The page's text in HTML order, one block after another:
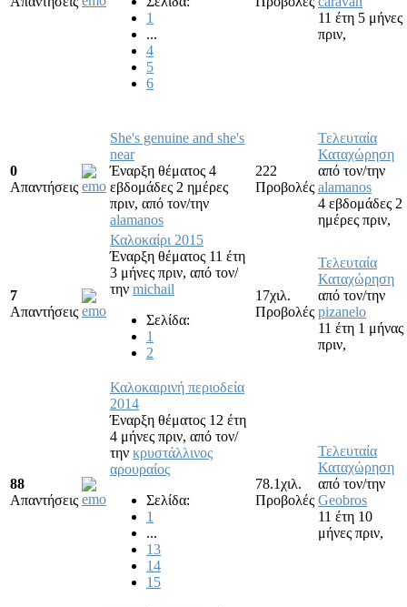
1
...
4
5
6
11 έτη 5 μήνες
πριν,
0
Απαντήσεις
She's genuine and she's
near
Έναρξη θέματος 4
εβδομάδες 2 ημέρες
πριν, από τον/την
alamanos
222
Προβολές
Τελευταία
Καταχώρηση
από τον/την
alamanos
4 εβδομάδες 2
ημέρες πριν,
7
Απαντήσεις
Καλοκαίρι 2015
Έναρξη θέματος 11 έτη
3 μήνες πριν, από τον/
την michail
Σελίδα:
1
2
17χιλ.
Προβολές
Τελευταία
Καταχώρηση
από τον/την
pizanelo
11 έτη 1 μήνας
πριν,
88
Απαντήσεις
Καλοκαιρινή περιοδεία
2014
Έναρξη θέματος 12 έτη
4 μήνες πριν, από τον/
την κρυστάλλινος
αρουραίος
Σελίδα:
1
...
13
14
15
78.1χιλ.
Προβολές
Τελευταία
Καταχώρηση
από τον/την
Geobros
11 έτη 10
μήνες πριν,